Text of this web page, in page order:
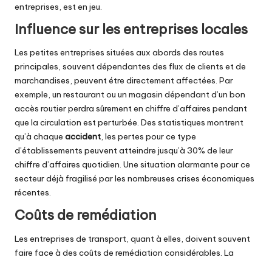
entreprises, est en jeu.
Influence sur les entreprises locales
Les petites entreprises situées aux abords des routes
principales, souvent dépendantes des flux de clients et de
marchandises, peuvent étre directement affectées. Par
exemple, un restaurant ou un magasin dépendant d’un bon
accès routier perdra sûrement en chiffre d’affaires pendant
que la circulation est perturbée. Des statistiques montrent
qu’à chaque accident, les pertes pour ce type
d’établissements peuvent atteindre jusqu’à 30% de leur
chiffre d’affaires quotidien. Une situation alarmante pour ce
secteur déjà fragilisé par les nombreuses crises économiques
récentes.
Coûts de remédiation
Les entreprises de transport, quant à elles, doivent souvent
faire face à des coûts de remédiation considérables. La